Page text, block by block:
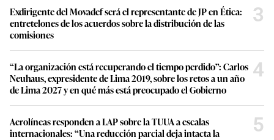
Exdirigente del Movadef será el representante de JP en Ética:
entretelones de los acuerdos sobre la distribución de las
comisiones
3
“La organización está recuperando el tiempo perdido”: Carlos
Neuhaus, expresidente de Lima 2019, sobre los retos a un año
de Lima 2027 y en qué más está preocupado el Gobierno
4
Aerolíneas responden a LAP sobre la TUUA a escalas
internacionales: “Una reducción parcial deja intacta la
5